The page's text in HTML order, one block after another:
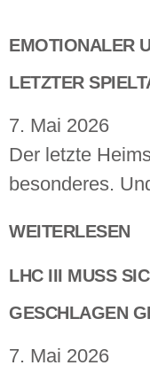
EMOTIONALER
LETZTER
7. Mai 2026
Der letzte
besonderes.
WEITERLESEN
LHC III MUSS
GESCHLAGEN
7. Mai 2026